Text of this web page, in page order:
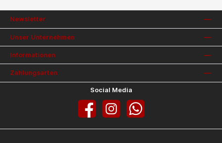
Newsletter
Unser Unternehmen
Informationen
Zahlungsarten
Social Media
Facebook InstagramWhatsApp